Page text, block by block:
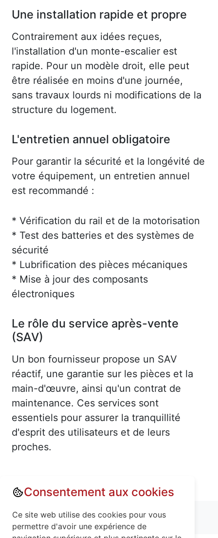
Une installation rapide et propre
Contrairement aux idées reçues,
l'installation d'un monte-escalier est
rapide. Pour un modèle droit, elle peut
être réalisée en moins d'une journée,
sans travaux lourds ni modifications de la
structure du logement.
L'entretien annuel obligatoire
Pour garantir la sécurité et la longévité de
votre équipement, un entretien annuel
est recommandé :
* Vérification du rail et de la motorisation
* Test des batteries et des systèmes de
sécurité
* Lubrification des pièces mécaniques
* Mise à jour des composants
électroniques
Le rôle du service après-vente
(SAV)
Un bon fournisseur propose un SAV
réactif, une garantie sur les pièces et la
main-d'œuvre, ainsi qu'un contrat de
maintenance. Ces services sont
essentiels pour assurer la tranquillité
d'esprit des utilisateurs et de leurs
proches.
Annuaire : Monte escalier
Meurthe-et-Moselle (54)
Blamont (54450)
Consentement aux cookies
Ce site web utilise des cookies pour vous
permettre d'avoir une expérience de